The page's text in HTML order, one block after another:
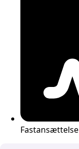
Fastansættelse